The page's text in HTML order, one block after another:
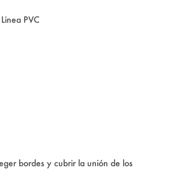
PVC
bordes y cubrir la unión de los